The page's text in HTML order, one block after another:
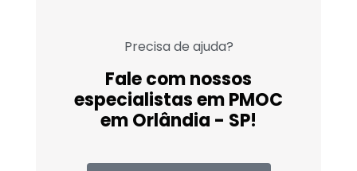
Precisa de ajuda?
Fale com nossos
especialistas em PMOC
em Orlândia - SP!